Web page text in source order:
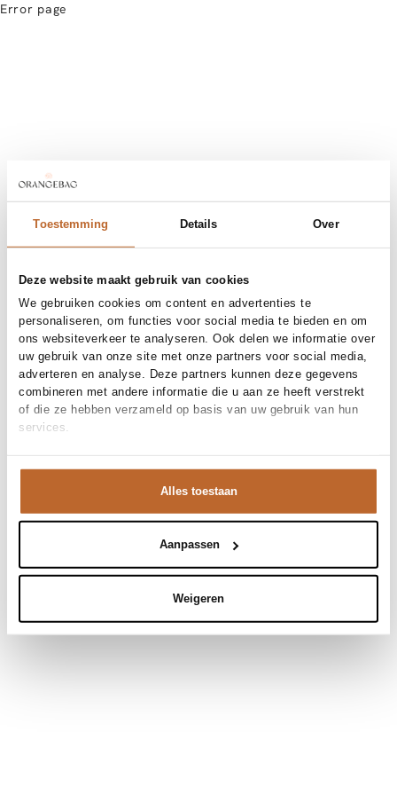
Toestemming Details Over
Deze website maakt gebruik van cookies
We gebruiken cookies om content en advertenties te
personaliseren, om functies voor social media te bieden en om
ons websiteverkeer te analyseren. Ook delen we informatie over
uw gebruik van onze site met onze partners voor social media,
adverteren en analyse. Deze partners kunnen deze gegevens
combineren met andere informatie die u aan ze heeft verstrekt
of die ze hebben verzameld op basis van uw gebruik van hun
services.
Alles toestaan
Aanpassen
Weigeren
Error page